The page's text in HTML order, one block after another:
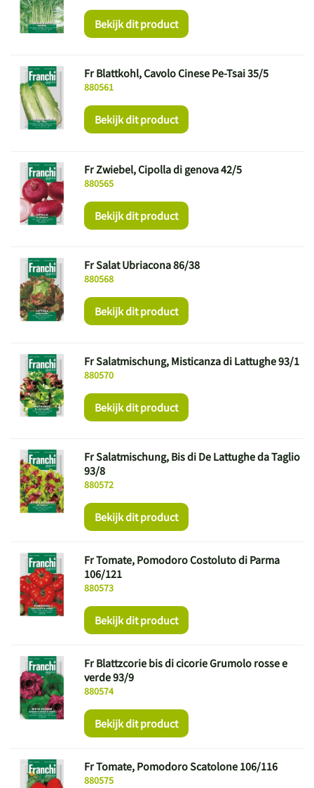
Bekijk dit product
880561
Fr Blattkohl, Cavolo Cinese Pe-Tsai 35/5
Bekijk dit product
880565
Fr Zwiebel, Cipolla di genova 42/5
Bekijk dit product
880568
Fr Salat Ubriacona 86/38
Bekijk dit product
880570
Fr Salatmischung, Misticanza di Lattughe 93/1
Bekijk dit product
880572
Fr Salatmischung, Bis di De Lattughe da Taglio
93/8
Bekijk dit product
880573
Fr Tomate, Pomodoro Costoluto di Parma
106/121
Bekijk dit product
880574
Fr Blattzcorie bis di cicorie Grumolo rosse e
verde 93/9
Bekijk dit product
880575
Fr Tomate, Pomodoro Scatolone 106/116